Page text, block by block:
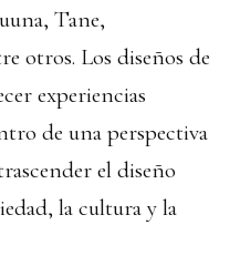
Tane,
otros. Los diseños de
experiencias
de una perspectiva
el diseño
la cultura y la